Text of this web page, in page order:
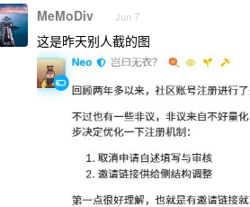
MeMoDiv Jun 7
这是昨天别人截的图